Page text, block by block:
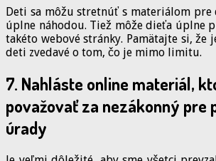
Deti sa môžu stretnúť s materiálom pre
úplne náhodou. Tiež môže dieťa úplne
takéto webové stránky. Pamätajte si, že
deti zvedavé o tom, čo je mimo limitu.
7. Nahláste online materiál,
považovať za nezákonný pre
úrady